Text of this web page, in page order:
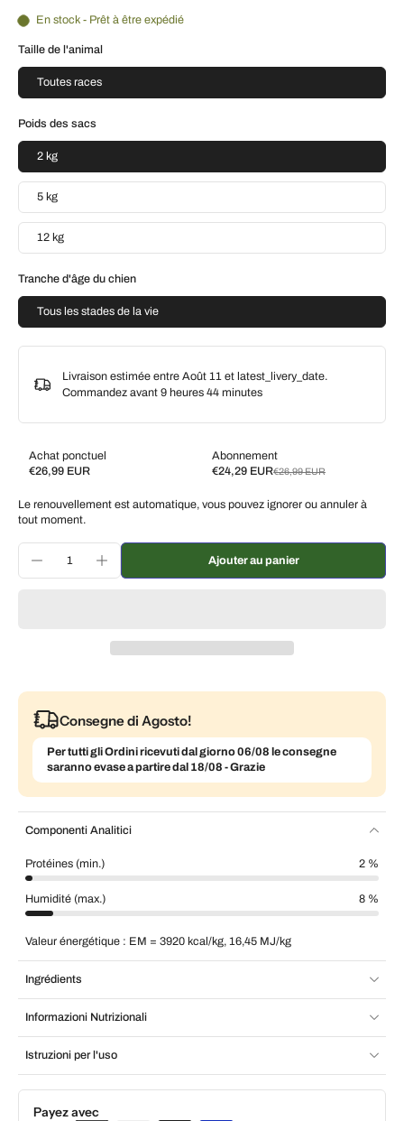
En stock - Prêt à être expédié
Taille de l'animal
Toutes races
Poids des sacs
2 kg
5 kg
12 kg
Tranche d'âge du chien
Tous les stades de la vie
Livraison estimée entre Août 11 et latest_livery_date.
Commandez avant 9 heures 44 minutes
Achat ponctuel
€26,99 EUR
Abonnement
€24,29 EUR€26,99 EUR
Subscribe and save
Livrez toutes les 2 semaines, 10 % de réduction
Livrez toutes les 3 semaines, 7 % de réduction
€25,10 EUR
Livrez chaque mois, 5 % de réduction
Le renouvellement est automatique, vous pouvez ignorer ou annuler à
tout moment.
Ajouter au panier
Consegne di Agosto!
Per tutti gli Ordini ricevuti dal giorno 06/08 le consegne
saranno evase a partire dal 18/08 - Grazie
Componenti Analitici
Protéines (min.) 2 %
Humidité (max.) 8 %
Valeur énergétique : EM = 3920 kcal/kg, 16,45 MJ/kg
Ingrédients
Informazioni Nutrizionali
Istruzioni per l'uso
Payez avec